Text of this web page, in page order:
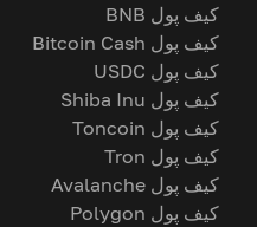
کیف پول BNB
کیف پول Bitcoin Cash
کیف پول USDC
کیف پول Shiba Inu
کیف پول Toncoin
کیف پول Tron
کیف پول Avalanche
کیف پول Polygon